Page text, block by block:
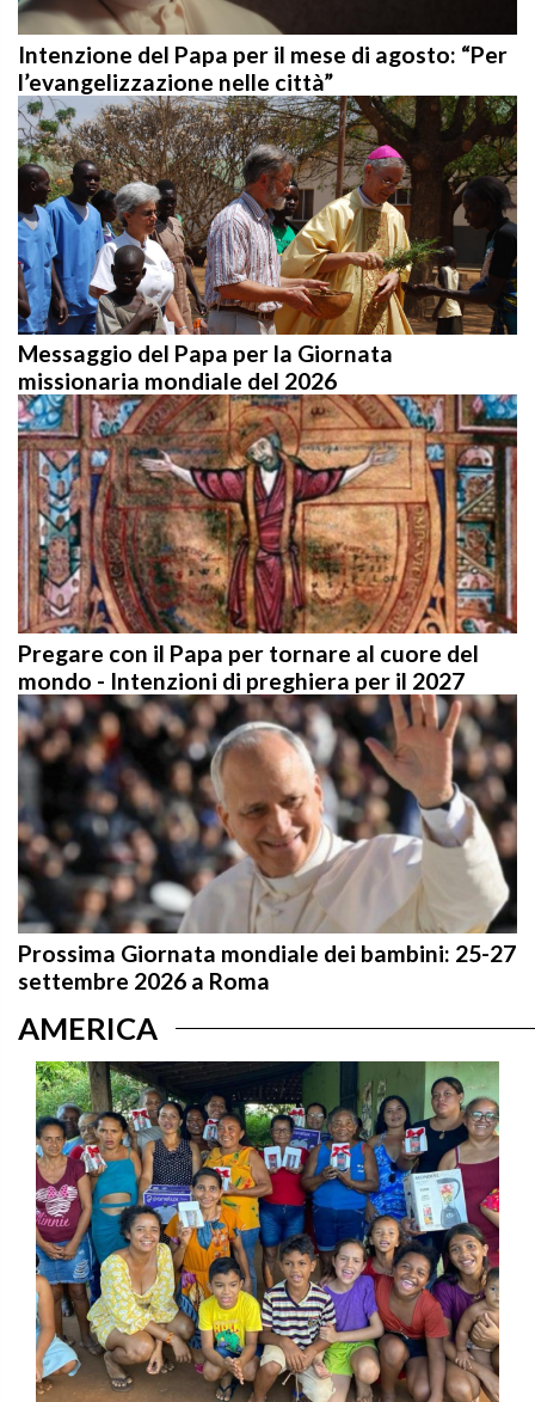
Intenzione del Papa per il mese di agosto: “Per
l’evangelizzazione nelle città”
Messaggio del Papa per la Giornata
missionaria mondiale del 2026
Pregare con il Papa per tornare al cuore del
mondo - Intenzioni di preghiera per il 2027
Prossima Giornata mondiale dei bambini: 25-27
settembre 2026 a Roma